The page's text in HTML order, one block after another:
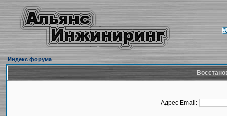
Индекс форума
Адрес Email: